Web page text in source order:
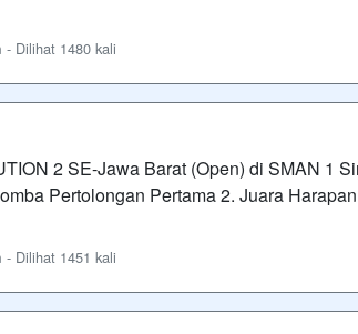
Dilihat 1480 kali
2 SE-Jawa Barat (Open) di SMAN 1
Pertolongan Pertama 2. Juara
Dilihat 1451 kali